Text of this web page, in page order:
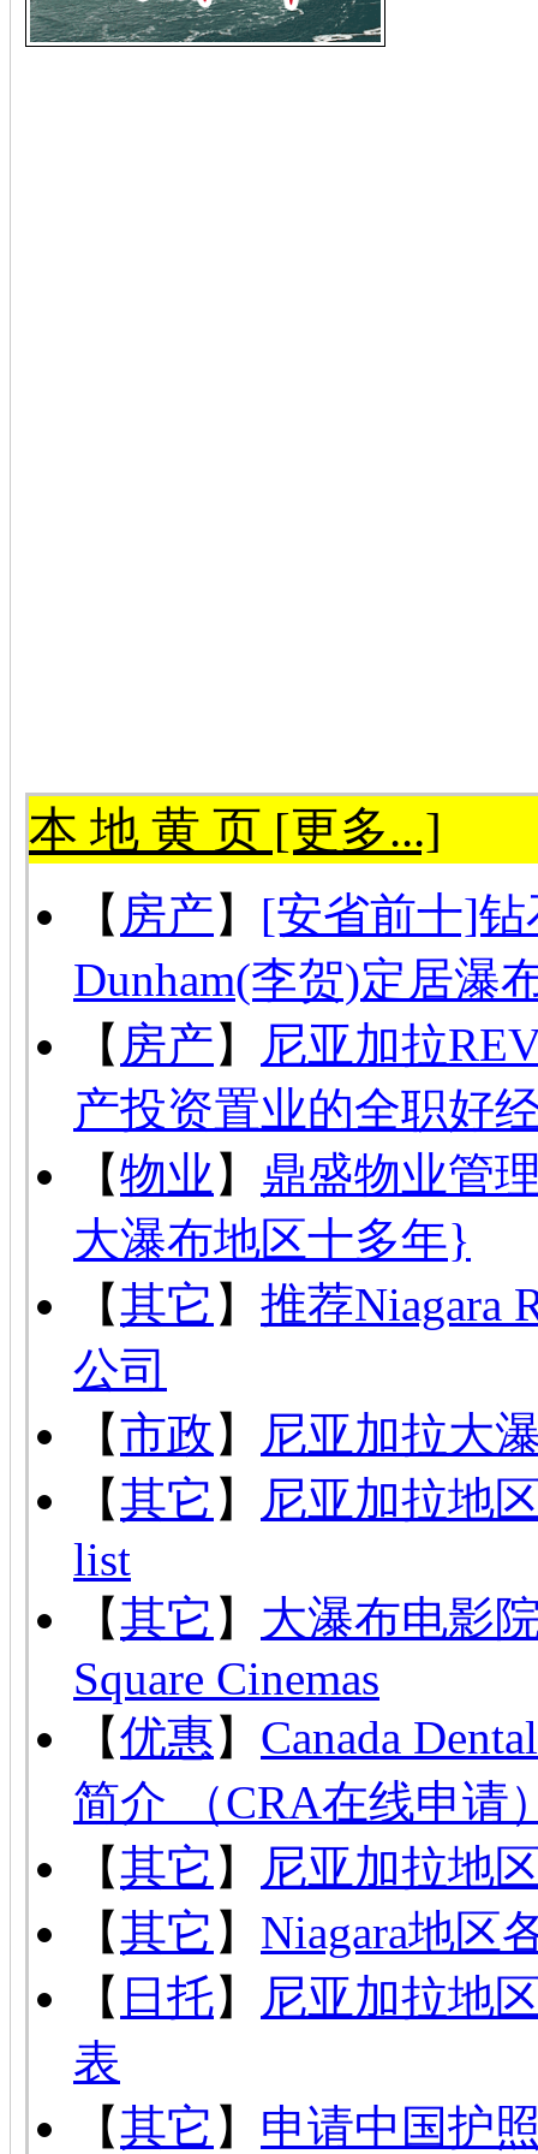
本 地 黄 页 [更多...]
【 房产】 [安省前十]钻
Dunham(李贺)定居瀑
【 房产】
尼亚加拉
产投资置业的全职好
【物业 】 鼎盛物业管
大瀑布地区十多年}
【其它 】 推荐Niagara
公司
【市政 】
尼亚加拉大
【其它 】
尼亚加拉地
list
【其它 】 大瀑布电影
Square Cinemas
【优惠】 Canada
简介 （CRA在线申请
【其它 】
尼亚加拉地
【其它 】 Niagara地区
【 日托】
尼亚加拉地
表
【其它 】 申请中国护